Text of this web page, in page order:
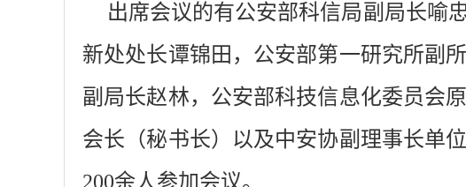
出席会议的有公安部科信局副局长喻
新处处长谭锦田，公安部第一研究所副
副局长赵林，公安部科技信息化委员会
会长（秘书长）以及中安协副理事长单
200余人参加会议。